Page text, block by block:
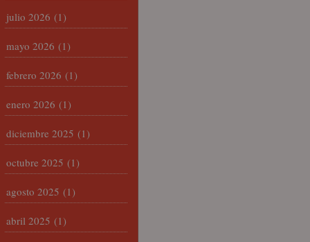
julio 2026 (1)
mayo 2026 (1)
febrero 2026 (1)
enero 2026 (1)
diciembre 2025 (1)
octubre 2025 (1)
agosto 2025 (1)
abril 2025 (1)